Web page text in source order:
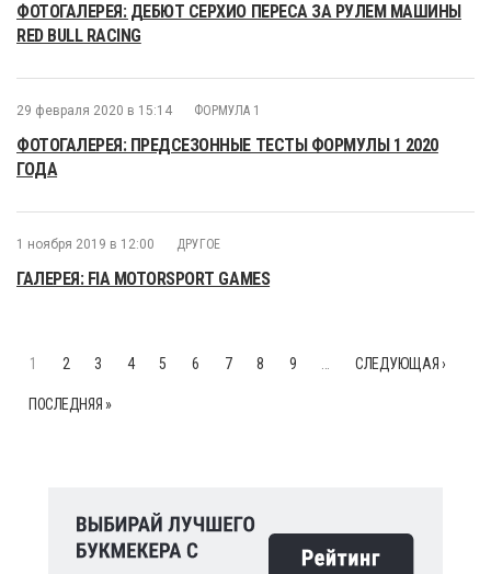
ФОТОГАЛЕРЕЯ: ДЕБЮТ СЕРХИО ПЕРЕСА ЗА РУЛЕМ МАШИНЫ
RED BULL RACING
29 февраля 2020 в 15:14 ФОРМУЛА 1
ФОТОГАЛЕРЕЯ: ПРЕДСЕЗОННЫЕ ТЕСТЫ ФОРМУЛЫ 1 2020
ГОДА
1 ноября 2019 в 12:00 ДРУГОЕ
ГАЛЕРЕЯ: FIA MOTORSPORT GAMES
1 2 3 4 5 6 7 8 9 СЛЕДУЮЩАЯ ›
ПОСЛЕДНЯЯ »